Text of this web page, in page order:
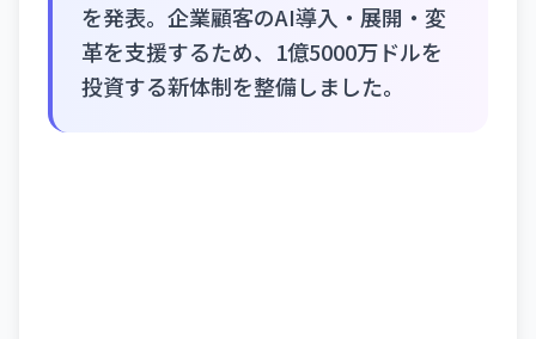
を発表。企業顧客のAI導入・展開・変
革を支援するため、1億5000万ドルを
投資する新体制を整備しました。